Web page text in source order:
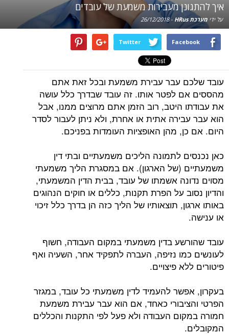
איך להתגונן מעבירות משמעת של עובדים
על ידי מערכת HRus -
26/12/2018
Facebook
Twitter
עובד שלכם עבר עבירת משמעת ובכל זאת אתם
מהססים אם לפטר אותו. זה עובד שבדרך כלל עושה
את עבודתו היטב, רוב הזמן אתם מרוצים ממנו, אבל
הוא עבר עבירה אתית או אחרת, ולא ניתן לעבור לסדר
היום. אם כן, מהן האופציות העומדות בפניכם.
כאן נכנסים לתמונה הליכים משמעתיים ובתי דין
משמעתיים (של הארגון). אם במסגרת הליך משמעתי
מסוים נדונה אשמתו של עובד, בבית הדין המשמעתי,
והדיון נסוב על הפרת תקנות, כללים או חוקים הנהוגים
באותו ארגון, תוצאותיו של הליך כזה הן בדרך כלל זיכוי
או ענישה.
עובד שהורשע בדין משמעתי במקום העבודה, חשוף
לעונשים כמו נזיפה, העברה לתפקיד אחר, השעיה ואף
פיטורים ללא פיצויים.
בעקרון, אפשר להעמיד לדין משמעתי כל עובד, במגזר
הפרטי והציבורי כאחד, אם הוא עבר עבירת משמעת
חמורה במקום העבודה ולא פעל לפי התקנות והכללים
המקובלים.